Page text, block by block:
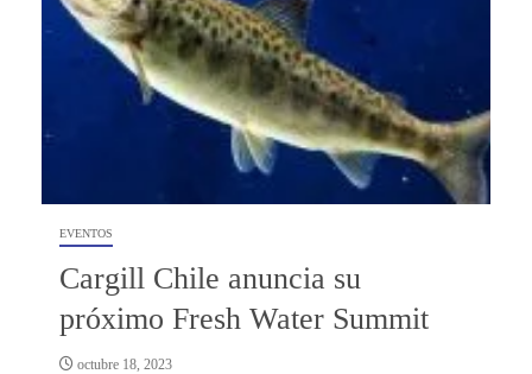
EVENTOS
Cargill Chile anuncia su
próximo Fresh Water Summit
octubre 18, 2023